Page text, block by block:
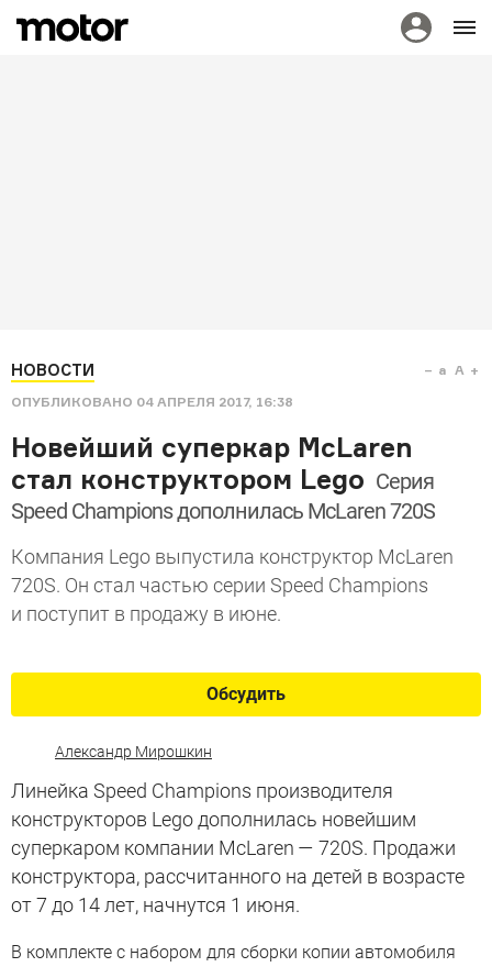
НОВОСТИ
ОПУБЛИКОВАНО 04 АПРЕЛЯ 2017, 16:38
a A
Новейший суперкар McLaren
стал конструктором Lego Серия
Speed Champions дополнилась McLaren 720S
Компания Lego выпустила конструктор McLaren
720S. Он стал частью серии Speed Champions
и поступит в продажу в июне.
Обсудить
Александр Мирошкин
Линейка Speed Champions производителя
конструкторов Lego дополнилась новейшим
суперкаром компании McLaren — 720S. Продажи
конструктора, рассчитанного на детей в возрасте
от 7 до 14 лет, начнутся 1 июня.
В комплекте с набором для сборки копии автомобиля